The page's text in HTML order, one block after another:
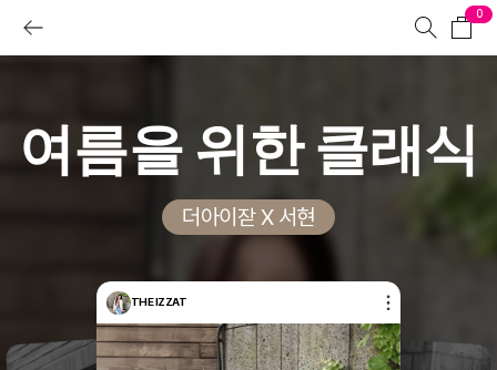
0
여름을 위한 클래식
더아이잗 X 서현
THE IZZAT